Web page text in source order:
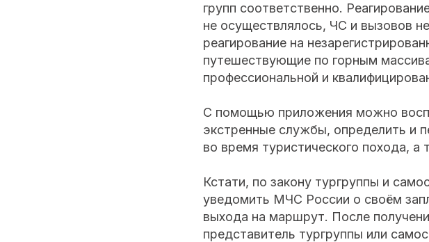
групп соответственно.
не осуществлялось, ЧС и вызовов
реагирование на
путешествующие по горным
профессиональной и
С помощью приложения можно
экстренные службы, определить и
во время туристического похода, а
Кстати, по закону тургруппы и
уведомить МЧС России о своём
выхода на маршрут. После
представитель тургруппы или